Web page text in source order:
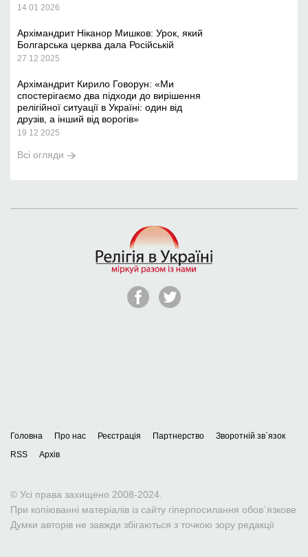
14 01 2026
Архімандрит Ніканор Мишков: Урок, який
Болгарська церква дала Російській
27 12 2025
Архімандрит Кирило Говорун: «Ми
спостерігаємо два підходи до вирішення
релігійної ситуації в Україні: один від
друзів, а інший від ворогів»
19 12 2025
Всі огляди
Головна Про нас Реєстрація Партнерство
Зворотній зв`язок
RSS
Архів
© Усі права захищено 2008-2024.
При копіюванні матеріалів із сайту гіперпосилання обов`язкове
Думки авторів не завжди збігаються з точкою зору редакції